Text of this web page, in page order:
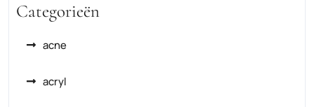
Categorieën
acne
acryl